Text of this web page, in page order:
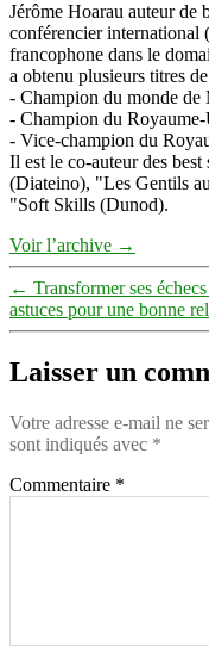
Jérôme Hoarau auteur
conférencier international
francophone dans le
a obtenu plusieurs titres
- Champion du monde
- Champion du
- Vice-champion du
Il est le co-auteur des
(Diateino), "Les Gentils
"Soft Skills (Dunod).
Voir l’archive →
← Transformer ses
astuces pour une bonne
Laisser un
Votre adresse e-mail ne
sont indiqués avec *
Commentaire *